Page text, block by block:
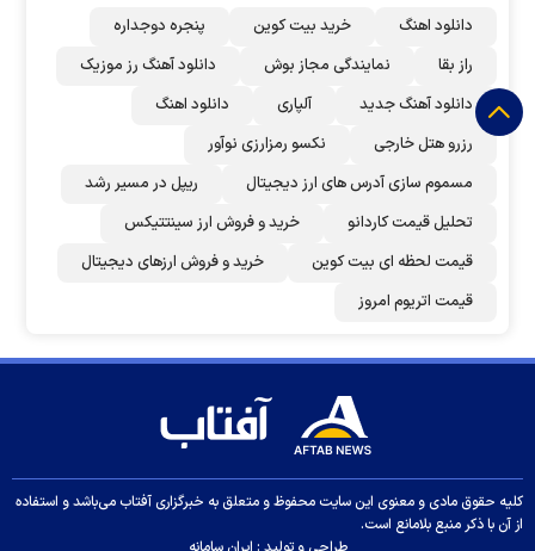
دانلود اهنگ خرید بیت کوین
پنجره دوجداره
راز بقا
نمایندگی مجاز بوش
دانلود آهنگ رز‌ موزیک
دانلود آهنگ جدید
آلپاری
دانلود اهنگ
رزرو هتل خارجی
نکسو رمزارزی نوآور
مسموم سازی آدرس های ارز دیجیتال
ریپل در مسیر رشد
تحلیل قیمت کاردانو
خرید و فروش ارز سینتتیکس
قیمت لحظه ای بیت کوین
خرید و فروش ارزهای دیجیتال
قیمت اتریوم امروز
کلیه حقوق مادی و معنوی این سایت محفوظ و متعلق به خبرگزاری آفتاب می‌باشد و استفاده
از آن با ذکر منبع بلامانع است.